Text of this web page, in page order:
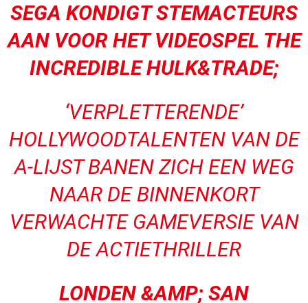
SEGA KONDIGT STEMACTEURS
AAN VOOR HET VIDEOSPEL THE
INCREDIBLE HULK&TRADE;
‘VERPLETTERENDE’
HOLLYWOODTALENTEN VAN DE
A-LIJST BANEN ZICH EEN WEG
NAAR DE BINNENKORT
VERWACHTE GAMEVERSIE VAN
DE ACTIETHRILLER
LONDEN &AMP; SAN